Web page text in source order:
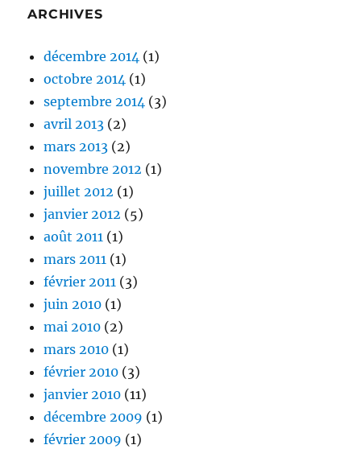
ARCHIVES
décembre 2014 (1)
octobre 2014 (1)
septembre 2014 (3)
avril 2013 (2)
mars 2013 (2)
novembre 2012 (1)
juillet 2012 (1)
janvier 2012 (5)
août 2011 (1)
mars 2011 (1)
février 2011 (3)
juin 2010 (1)
mai 2010 (2)
mars 2010 (1)
février 2010 (3)
janvier 2010 (11)
décembre 2009 (1)
février 2009 (1)